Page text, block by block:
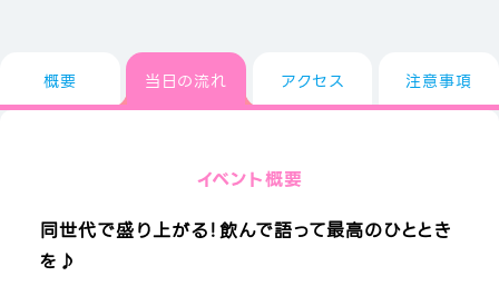
概要 当日の流れ アクセス 注意事項
イベント概要
同世代で盛り上がる！飲んで語って最高のひととき
を♪